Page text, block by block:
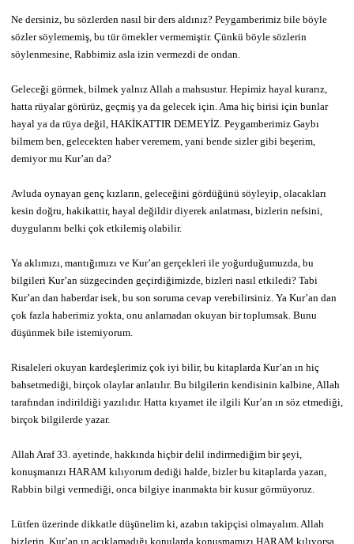
Ne dersiniz, bu sözlerden nasıl bir ders aldınız? Peygamberimiz bile böyle
sözler söylememiş, bu tür örnekler vermemiştir. Çünkü böyle sözlerin
söylenmesine, Rabbimiz asla izin vermezdi de ondan.
Geleceği görmek, bilmek yalnız Allah a mahsustur. Hepimiz hayal kurarız,
hatta rüyalar görürüz, geçmiş ya da gelecek için. Ama hiç birisi için bunlar
hayal ya da rüya değil, HAKİKATTIR DEMEYİZ. Peygamberimiz Gaybı
bilmem ben, gelecekten haber veremem, yani bende sizler gibi beşerim,
demiyor mu Kur’an da?
Avluda oynayan genç kızların, geleceğini gördüğünü söyleyip, olacakları
kesin doğru, hakikattir, hayal değildir diyerek anlatması, bizlerin nefsini,
duygularını belki çok etkilemiş olabilir.
Ya aklımızı, mantığımızı ve Kur’an gerçekleri ile yoğurduğumuzda, bu
bilgileri Kur’an süzgecinden geçirdiğimizde, bizleri nasıl etkiledi? Tabi
Kur’an dan haberdar isek, bu son soruma cevap verebilirsiniz. Ya Kur’an dan
çok fazla haberimiz yokta, onu anlamadan okuyan bir toplumsak. Bunu
düşünmek bile istemiyorum.
Risaleleri okuyan kardeşlerimiz çok iyi bilir, bu kitaplarda Kur’an ın hiç
bahsetmediği, birçok olaylar anlatılır. Bu bilgilerin kendisinin kalbine, Allah
tarafından indirildiği yazılıdır. Hatta kıyamet ile ilgili Kur’an ın söz etmediği,
birçok bilgilerde yazar.
Allah Araf 33. ayetinde, hakkında hiçbir delil indirmediğim bir şeyi,
konuşmanızı HARAM kılıyorum dediği halde, bizler bu kitaplarda yazan,
Rabbin bilgi vermediği, onca bilgiye inanmakta bir kusur görmüyoruz.
Lütfen üzerinde dikkatle düşünelim ki, azabın takipçisi olmayalım. Allah
bizlerin, Kur’an ın açıklamadığı konularda konuşmamızı HARAM kılıyorsa,